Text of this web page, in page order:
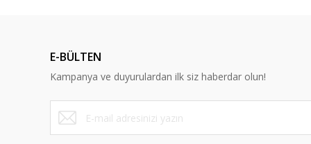
Ürün bilgilerinde hatalar bulunuyor.
Ürün fiyatı diğer sitelerden daha pahalı.
Bu ürüne benzer farklı alternatifler olmalı.
E-BÜLTEN
Kampanya ve duyurulardan ilk siz haberdar olun!